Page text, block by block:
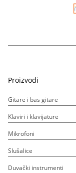
Proizvodi
Gitare i bas gitare
Klaviri i klavijature
Mikrofoni
Slušalice
Duvački instrumenti